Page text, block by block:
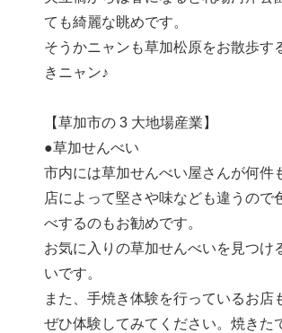
ても綺麗な眺めです。
そうかニャンも草加松原をお散歩す
きニャン♪
【草加市の 3 大地場産業】
●草加せんべい
市内には草加せんべい屋さんが何件
店によって堅さや味なども違うので
べするのもお勧めです。
お気に入りの草加せんべいを見つけ
いです。
また、手焼き体験を行っているお店
ぜひ体験してみてください。焼きた